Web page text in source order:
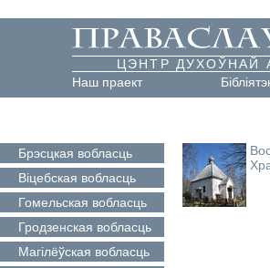
ЦЭНТР ДУХОЎНАЙ
Наш праект
Брэсцкая вобласць
Віцебская вобласць
Гомельская вобласць
Гродзенская вобласць
Магілёўская вобласць